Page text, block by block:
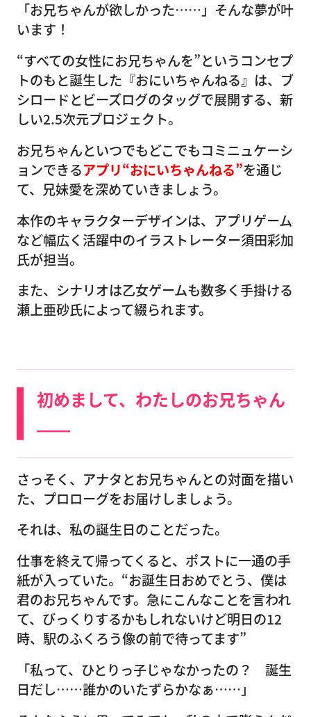
「お兄ちゃんが欲しかった……」そんな夢が叶
います！
“すべての女性にお兄ちゃんを”というコンセプ
トのもと誕生した『おにいちゃんねる』は、ブ
シロードとビーズログのタッグで展開する、新
しい2.5次元プロジェクト。
お兄ちゃんといつでもどこでもコミニュケーシ
ョンできるアプリ“おにいちゃんねる”を通じ
て、兄妹愛を深めていきましょう。
本作のキャラクターデザインは、アプリゲーム
など幅広く活躍中のイラストレーター須田彩加
氏が担当。
また、シナリオは乙女ゲームも数多く手掛ける
瀬上亜砂氏によって綴られます。
初めまして、わたしのお兄ちゃん
――
さっそく、アナタとお兄ちゃんとの対面を描い
た、プロローグをお届けしましょう。
それは、私の誕生日のことだった。
仕事を終えて帰ってくると、ポストに一通の手
紙が入っていた。“お誕生日おめでとう、僕は
君のお兄ちゃんです。急にこんなことを言われ
て、びっくりするかもしれないけど明日の12
時、駅のふくろう像の前で待ってます”
「私って、ひとりっ子じゃなかったの？ 誕生
日だし……誰かのいたずらかなぁ……」